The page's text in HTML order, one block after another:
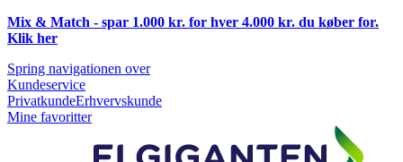
Mix & Match - spar 1.000 kr. for hver 4.000 kr. du køber for.
Klik her
Spring navigationen over
Kundeservice
PrivatkundeErhvervskunde
Mine favoritter